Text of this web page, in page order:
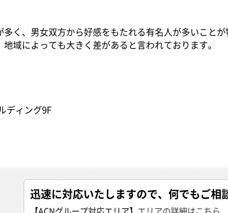
く、男女双方から好感をもたれる有名人が多いこと
域によっても大きく差があると言われております。
ディング9F
迅速に対応いたしますので、何でもご相